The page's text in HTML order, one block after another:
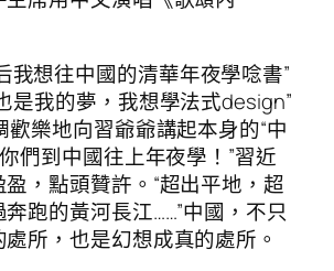
我想往中國的清華年夜學唸書”
是我的夢，我想學法式design”
歡樂地向習爺爺講起本身的“中
們到中國往上年夜學！”習近
，點頭贊許。“超出平地，超
跑的黃河長江……”中國，不只
所，也是幻想成真的處所。